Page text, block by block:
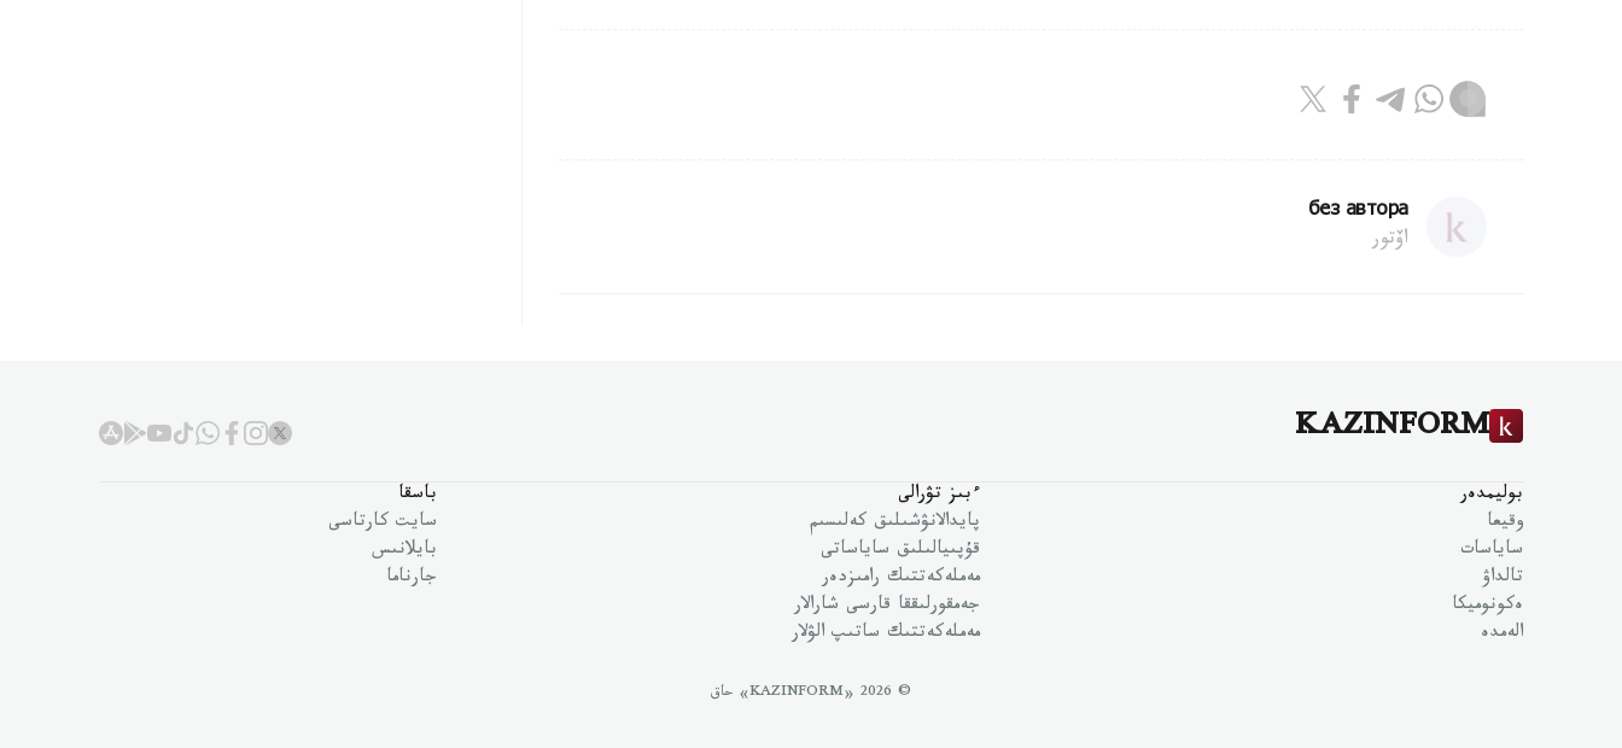
без автора
اۆتور
KAZINFORM
بوليمدەر
وقيعا
ساياسات
تالداۋ
ەكونوميكا
الەمدە
ءبىز تۋرالى
پايدالانۋشىلىق كەلىسىم
قۇپىيالىلىق ساياساتى
مەملەكەتتىك رامىزدەر
جەمقورلىققا قارسى شارالار
مەملەكەتتىك ساتىپ الۋلار
باسقا
سايت كارتاسى
بايلانىس
جارناما
© 2026 «KAZINFORM» حاق